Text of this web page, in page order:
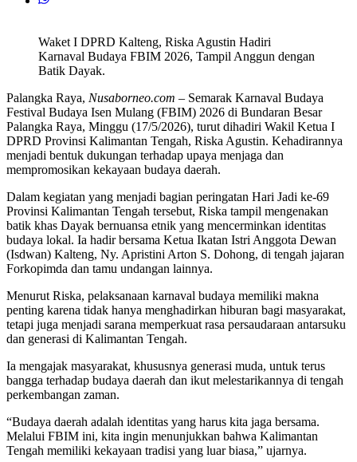
Waket I DPRD Kalteng, Riska Agustin Hadiri
Karnaval Budaya FBIM 2026, Tampil Anggun dengan
Batik Dayak.
Palangka Raya, Nusaborneo.com – Semarak Karnaval Budaya
Festival Budaya Isen Mulang (FBIM) 2026 di Bundaran Besar
Palangka Raya, Minggu (17/5/2026), turut dihadiri Wakil Ketua I
DPRD Provinsi Kalimantan Tengah, Riska Agustin. Kehadirannya
menjadi bentuk dukungan terhadap upaya menjaga dan
mempromosikan kekayaan budaya daerah.
Dalam kegiatan yang menjadi bagian peringatan Hari Jadi ke-69
Provinsi Kalimantan Tengah tersebut, Riska tampil mengenakan
batik khas Dayak bernuansa etnik yang mencerminkan identitas
budaya lokal. Ia hadir bersama Ketua Ikatan Istri Anggota Dewan
(Isdwan) Kalteng, Ny. Apristini Arton S. Dohong, di tengah jajaran
Forkopimda dan tamu undangan lainnya.
Menurut Riska, pelaksanaan karnaval budaya memiliki makna
penting karena tidak hanya menghadirkan hiburan bagi masyarakat,
tetapi juga menjadi sarana memperkuat rasa persaudaraan antarsuku
dan generasi di Kalimantan Tengah.
Ia mengajak masyarakat, khususnya generasi muda, untuk terus
bangga terhadap budaya daerah dan ikut melestarikannya di tengah
perkembangan zaman.
“Budaya daerah adalah identitas yang harus kita jaga bersama.
Melalui FBIM ini, kita ingin menunjukkan bahwa Kalimantan
Tengah memiliki kekayaan tradisi yang luar biasa,” ujarnya.